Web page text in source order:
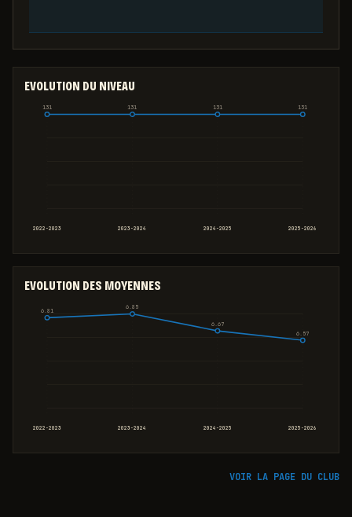
EVOLUTION DU NIVEAU
2022-2023
131
2023-2024
131
2024-2025
131
2025-2026
131
EVOLUTION DES MOYENNES
2022-2023
6.81
2023-2024
6.85
2024-2025
6.67
2025-2026
6.57
VOIR LA PAGE DU CLUB